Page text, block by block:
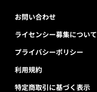
お問い合わせ
ライセンシー募集について
プライバシーポリシー
利用規約
特定商取引に基づく表示